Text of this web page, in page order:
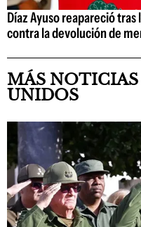
Díaz Ayuso reapareció
contra la devolución de
MÁS NOTICIAS
UNIDOS